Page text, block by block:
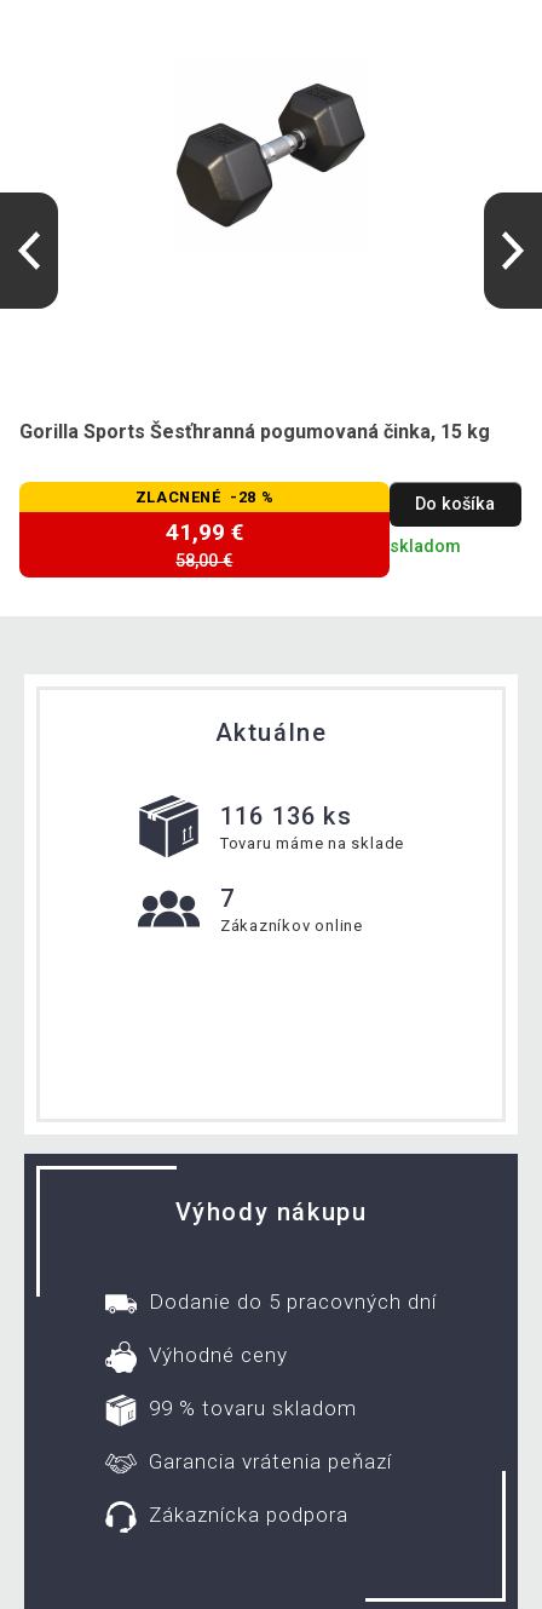
Gorilla Sports Šesťhranná pogumovaná činka, 15 kg
ZLACNENÉ -28 %
41,99 €
58,00 €
Do košíka
skladom
Aktuálne
116 136 ks
Tovaru máme na sklade
7
Zákazníkov online
Výhody nákupu
Dodanie do 5 pracovných dní
Výhodné ceny
99 % tovaru skladom
Garancia vrátenia peňazí
Zákaznícka podpora